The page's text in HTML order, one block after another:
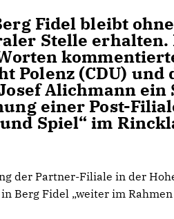
Fidel bleibt ohne
Stelle
Polenz (CDU) und
Alichmann ein
einer Post-
Spiel“ im
der Partner-Filiale in der
Berg Fidel „weiter im